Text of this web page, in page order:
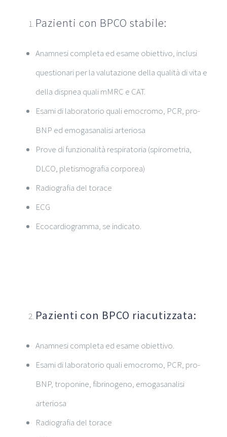
Pazienti con BPCO stabile:
Anamnesi completa ed esame obiettivo, inclusi
questionari per la valutazione della qualità di vita e
della dispnea quali mMRC e CAT.
Esami di laboratorio quali emocromo, PCR, pro-
BNP ed emogasanalisi arteriosa
Prove di funzionalità respiratoria (spirometria,
DLCO, pletismografia corporea)
Radiografia del torace
ECG
Ecocardiogramma, se indicato.
Pazienti con BPCO riacutizzata:
Anamnesi completa ed esame obiettivo.
Esami di laboratorio quali emocromo, PCR, pro-
BNP, troponine, fibrinogeno, emogasanalisi
arteriosa
Radiografia del torace